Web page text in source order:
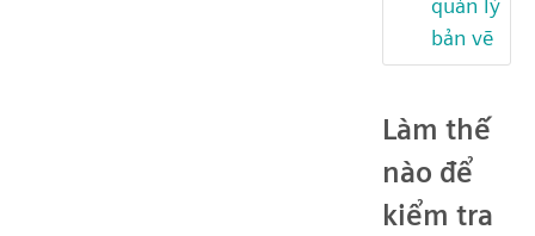
quản lý
bản vẽ
Làm thế
nào để
kiểm tra